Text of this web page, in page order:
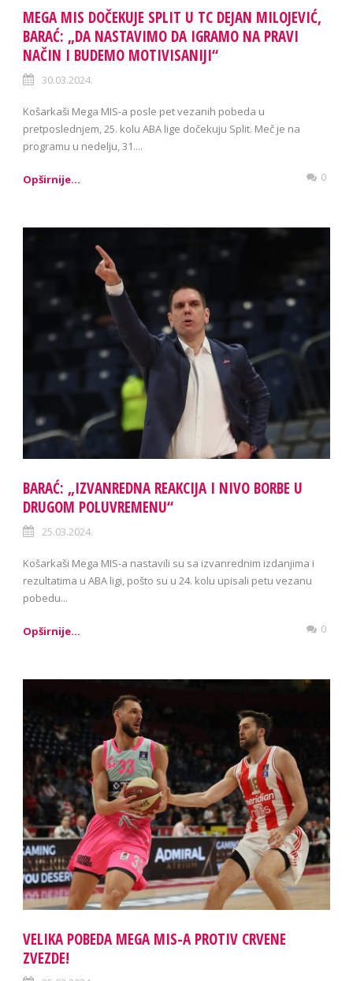
MEGA MIS DOČEKUJE SPLIT U TC DEJAN MILOJEVIĆ,
BARAĆ: „DA NASTAVIMO DA IGRAMO NA PRAVI
NAČIN I BUDEMO MOTIVISANIJI“
30.03.2024.
Košarkaši Mega MIS-a posle pet vezanih pobeda u
pretposlednjem, 25. kolu ABA lige dočekuju Split. Meč je na
programu u nedelju, 31....
Opširnije... 0
BARAĆ: „IZVANREDNA REAKCIJA I NIVO BORBE U
DRUGOM POLUVREMENU“
25.03.2024.
Košarkaši Mega MIS-a nastavili su sa izvanrednim izdanjima i
rezultatima u ABA ligi, pošto su u 24. kolu upisali petu vezanu
pobedu...
Opširnije... 0
VELIKA POBEDA MEGA MIS-A PROTIV CRVENE
ZVEZDE!